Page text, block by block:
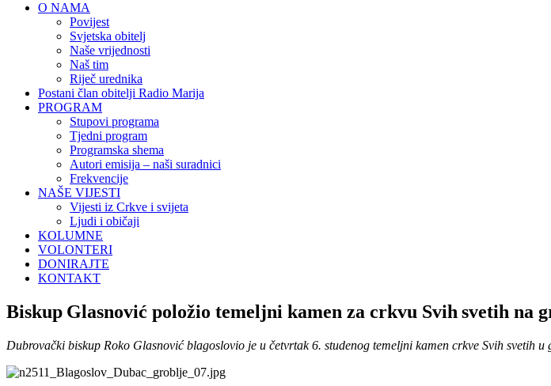
O NAMA
Povijest
Svjetska obitelj
Naše vrijednosti
Naš tim
Riječ urednika
Postani član obitelji Radio Marija
PROGRAM
Stupovi programa
Tjedni program
Programska shema
Autori emisija – naši suradnici
Frekvencije
NAŠE VIJESTI
Vijesti iz Crkve i svijeta
Ljudi i običaji
KOLUMNE
VOLONTERI
DONIRAJTE
KONTAKT
Biskup Glasnović položio temeljni kamen za crkvu Svih svetih na
Dubrovački biskup Roko Glasnović blagoslovio je u četvrtak 6. studenog temeljni kamen crkve Svih svetih